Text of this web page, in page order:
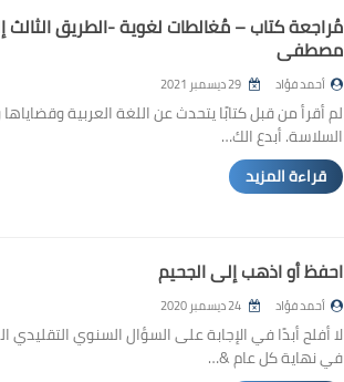
مُراجعة كتاب – مُغالطات لغوية -الطريق
مصطفى
أحمد فؤاد 29 ديسمبر 2021
لم أقرأ من قبل كتابًا يتحدث عن اللغة العربية
السلاسة. أبدع الك…
قراءة المزيد
احفظ أو اذهب إلى الجحيم
أحمد فؤاد 24 ديسمبر 2020
لا أفلح أبدًا في الإجابة على السؤال السنوي
في نهاية كل عام &…